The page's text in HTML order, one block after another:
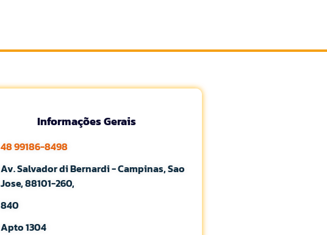
Informações Gerais
48 99186-8498
Av. Salvador di Bernardi - Campinas, Sao
Jose, 88101-260,
840
Apto 1304